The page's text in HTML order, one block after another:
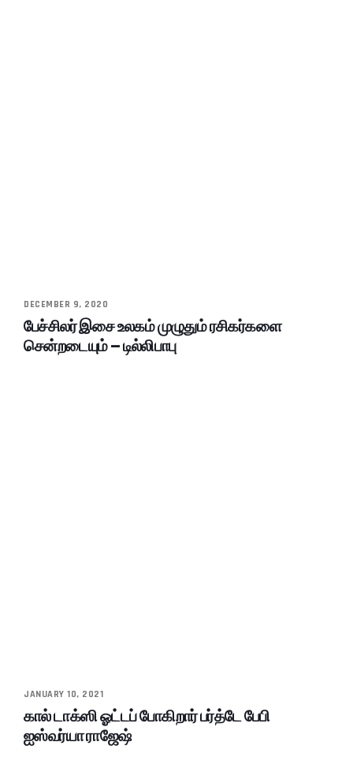
DECEMBER 9, 2020
பேச்சிலர் இசை உலகம் முழுதும் ரசிகர்களை
சென்றடையும் – டில்லிபாபு
JANUARY 10, 2021
கால் டாக்ஸி ஓட்டப் போகிறார் பர்த்டே பேபி
ஐஸ்வர்யா ராஜேஷ்